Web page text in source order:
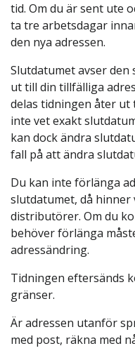
tid. Om du är sent ute
ta tre arbetsdagar
den nya adressen.
Slutdatumet avser den
ut till din tillfälliga
delas tidningen åter ut
inte vet exakt
kan dock ändra
fall på att ändra
Du kan inte förlänga
slutdatumet, då hinner
distributörer. Om du
behöver förlänga
adressändring.
Tidningen eftersänds
gränser.
Är adressen utanför
med post, räkna med